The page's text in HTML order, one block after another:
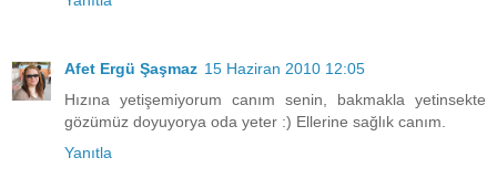
Afet Ergü Şaşmaz 15 Haziran 2010 12:05
Hızına yetişemiyorum canım senin, bakmakla yetinsekte
gözümüz doyuyorya oda yeter :) Ellerine sağlık canım.
Yanıtla